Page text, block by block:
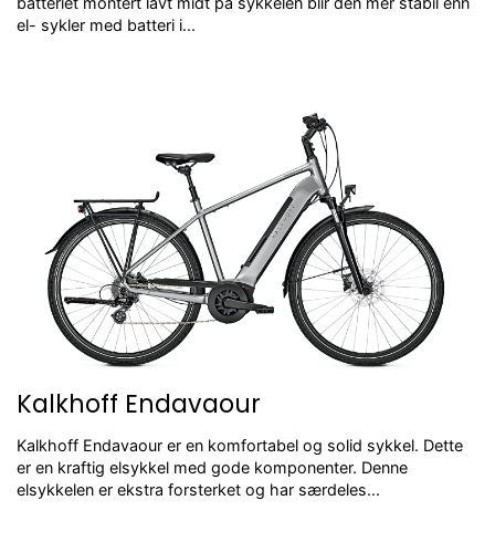
el- sykler med batteri i...
Kalkhoff Endavaour
Kalkhoff Endavaour er en komfortabel og solid sykkel. Dette
er en kraftig elsykkel med gode komponenter. Denne
elsykkelen er ekstra forsterket og har særdeles...